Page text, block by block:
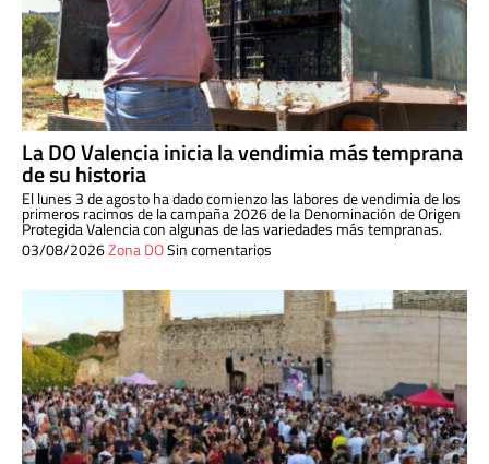
La DO Valencia inicia la vendimia más temprana
de su historia
El lunes 3 de agosto ha dado comienzo las labores de vendimia de los
primeros racimos de la campaña 2026 de la Denominación de Origen
Protegida Valencia con algunas de las variedades más tempranas.
03/08/2026Zona DOSin comentarios